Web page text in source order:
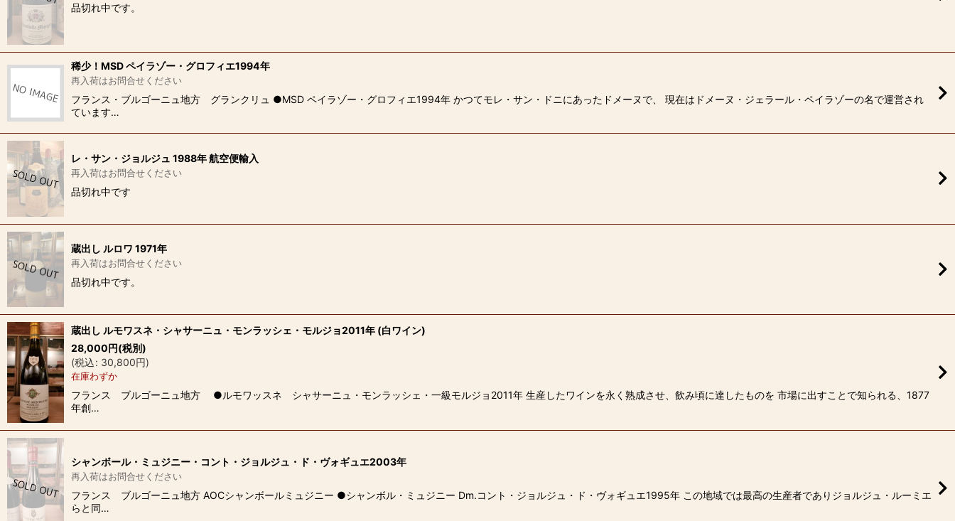
品切れ中です。
稀少！MSD ペイラゾー・グロフィエ1994年
再入荷はお問合せください
フランス・ブルゴーニュ地方 グランクリュ ●MSD ペイラゾー・グロフィエ1994年 かつてモレ・サン・ドニにあったドメーヌで、 現在はドメーヌ・ジェラール・ペイラゾーの名で運営され
ています…
レ・サン・ジョルジュ 1988年 航空便輸入
再入荷はお問合せください
品切れ中です
蔵出し ルロワ 1971年
再入荷はお問合せください
品切れ中です。
蔵出し ルモワスネ・シャサーニュ・モンラッシェ・モルジョ2011年 (白ワイン)
28,000円(税別)
(税込: 30,800円)
在庫わずか
フランス ブルゴーニュ地方 ●ルモワッスネ シャサーニュ・モンラッシェ・一級モルジョ2011年 生産したワインを永く熟成させ、飲み頃に達したものを 市場に出すことで知られる、1877
年創…
シャンボール・ミュジニー・コント・ジョルジュ・ド・ヴォギュエ2003年
再入荷はお問合せください
フランス ブルゴーニュ地方 AOCシャンボールミュジニー ●シャンボル・ミュジニー Dm.コント・ジョルジュ・ド・ヴォギュエ1995年 この地域では最高の生産者でありジョルジュ・ルーミエ
らと同…